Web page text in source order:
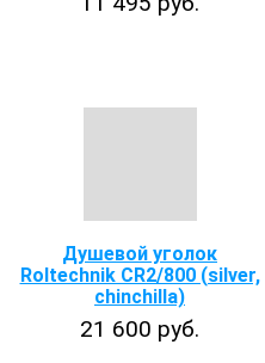
Душевой уголок
Roltechnik CR2/800 (silver,
chinchilla)
21 600 руб.